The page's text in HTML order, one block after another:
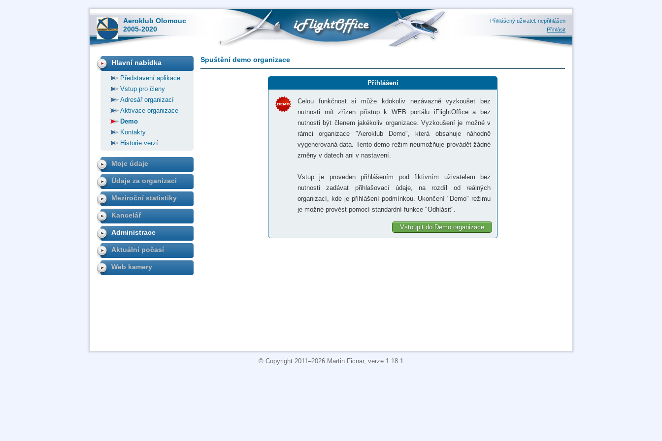
Aeroklub Olomouc
2005-2020
Přihlášený uživatel: nepřihlášen
Přihlásit
Spuštění demo organizace
Přihlášení
Celou funkčnost si může kdokoliv nezávazně vyzkoušet bez
nutnosti mít zřízen přístup k WEB portálu iFlightOffice a bez
nutnosti být členem jakékoliv organizace. Vyzkoušení je možné v
rámci organizace "Aeroklub Demo", která obsahuje náhodně
vygenerovaná data. Tento demo režim neumožňuje provádět žádné
změny v datech ani v nastavení.
Vstup je proveden přihlášením pod fiktivním uživatelem bez
nutnosti zadávat přihlašovací údaje, na rozdíl od reálných
organizací, kde je přihlášení podmínkou. Ukončení "Demo" režimu
je možné provést pomocí standardní funkce "Odhlásit".
Hlavní nabídka
Představení aplikace
Vstup pro členy
Adresář organizací
Aktivace organizace
Demo
Kontakty
Historie verzí
Moje údaje
Údaje za organizaci
Meziroční statistiky
Kancelář
Administrace
Aktuální počasí
Web kamery
© Copyright 2011–2026 Martin Ficnar, verze 1.18.1